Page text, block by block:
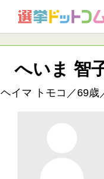
へいま 智
ヘイマ トモコ／69歳